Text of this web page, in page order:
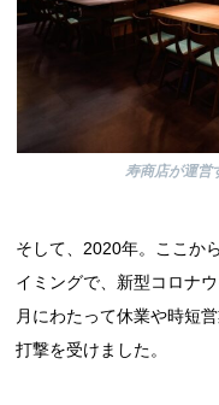
寿商店が運営
そして、2020年。ここか
イミングで、新型コロナ
月にわたって休業や時短
打撃を受けました。